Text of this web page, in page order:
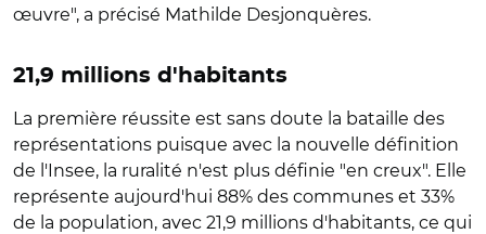
œuvre", a précisé Mathilde Desjonquères.
21,9 millions d'habitants
La première réussite est sans doute la bataille des
représentations puisque avec la nouvelle définition
de l'Insee, la ruralité n'est plus définie "en creux". Elle
représente aujourd'hui 88% des communes et 33%
de la population, avec 21,9 millions d'habitants, ce qui